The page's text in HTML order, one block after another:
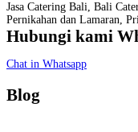
Jasa Catering Bali, Bali
Pernikahan dan Lamaran,
Hubungi kami
Chat in Whatsapp
Blog